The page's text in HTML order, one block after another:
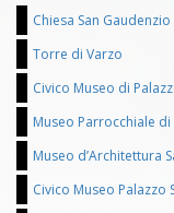
Chiesa San
Torre di Varzo
Civico Museo di
Museo Parrocchiale
Museo d’Architettura
Civico Museo Palazzo